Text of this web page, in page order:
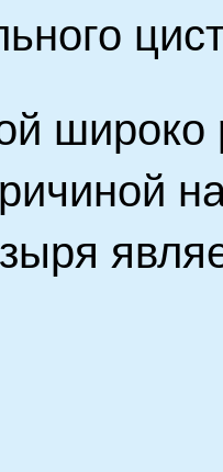
широко